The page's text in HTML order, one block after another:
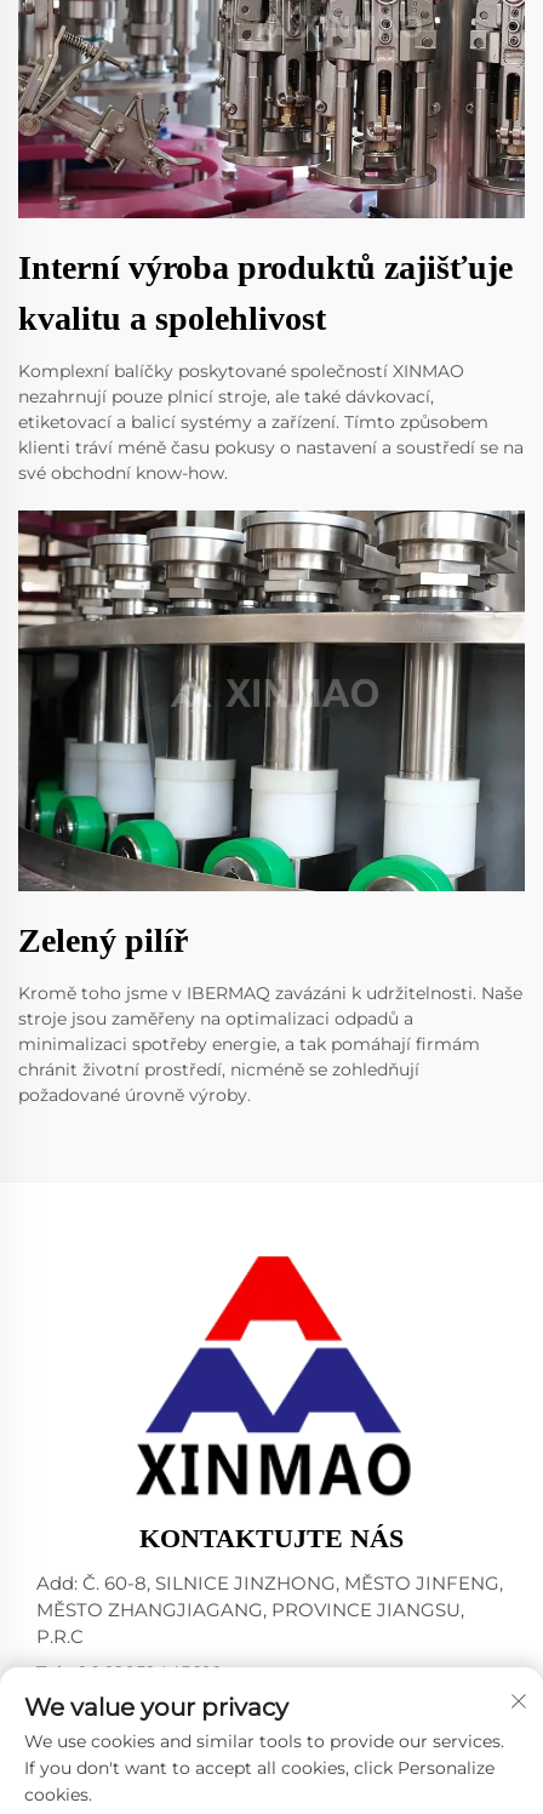
Interní výroba produktů zajišťuje
kvalitu a spolehlivost
Komplexní balíčky poskytované společností XINMAO
nezahrnují pouze plnicí stroje, ale také dávkovací,
etiketovací a balicí systémy a zařízení. Tímto způsobem
klienti tráví méně času pokusy o nastavení a soustředí se na
své obchodní know-how.
Zelený pilíř
Kromě toho jsme v IBERMAQ zavázáni k udržitelnosti. Naše
stroje jsou zaměřeny na optimalizaci odpadů a
minimalizaci spotřeby energie, a tak pomáhají firmám
chránit životní prostředí, nicméně se zohledňují
požadované úrovně výroby.
KONTAKTUJTE NÁS
Add: Č. 60-8, SILNICE JINZHONG, MĚSTO JINFENG,
MĚSTO ZHANGJIAGANG, PROVINCE JIANGSU,
P.R.C
Tel:+86-18952445692
E-mail: [email protected]
Všechna práva vyhrazena © 2024 ZHANGJIAGANG CITY
We value your privacy
We use cookies and similar tools to provide our services.
If you don't want to accept all cookies, click Personalize
cookies.